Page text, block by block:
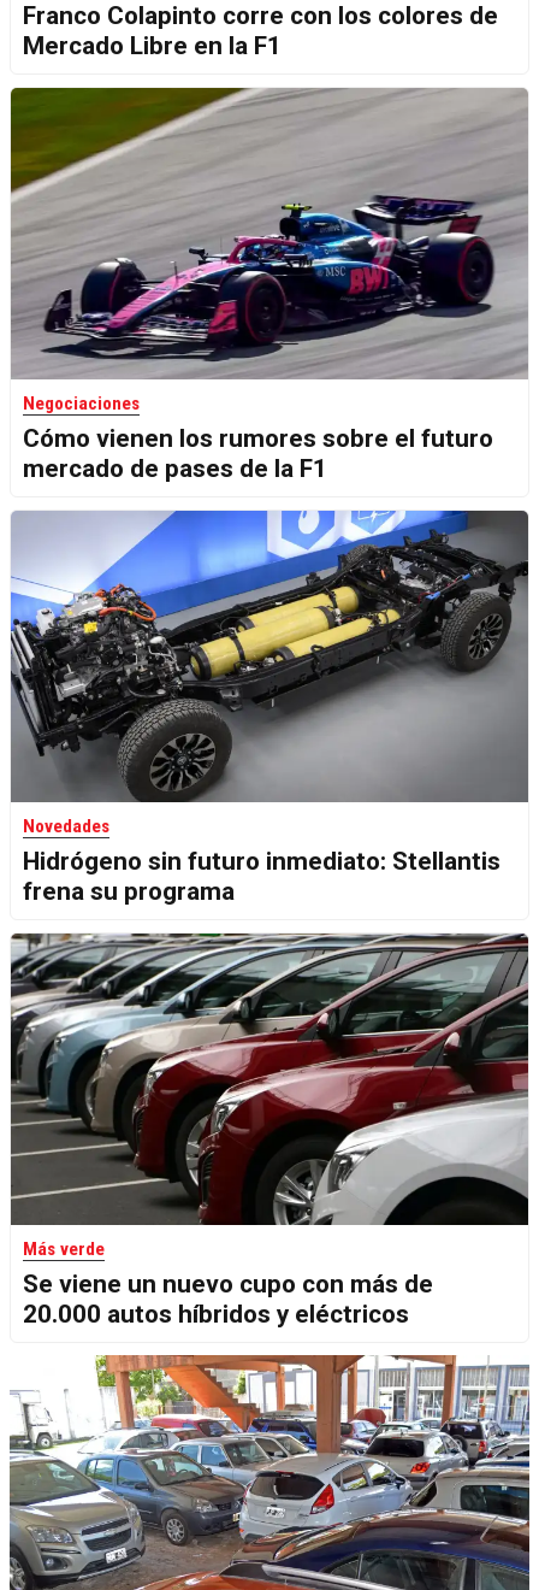
Franco Colapinto corre con los colores de
Mercado Libre en la F1
Negociaciones
Cómo vienen los rumores sobre el futuro
mercado de pases de la F1
Novedades
Hidrógeno sin futuro inmediato: Stellantis
frena su programa
Más verde
Se viene un nuevo cupo con más de
20.000 autos híbridos y eléctricos